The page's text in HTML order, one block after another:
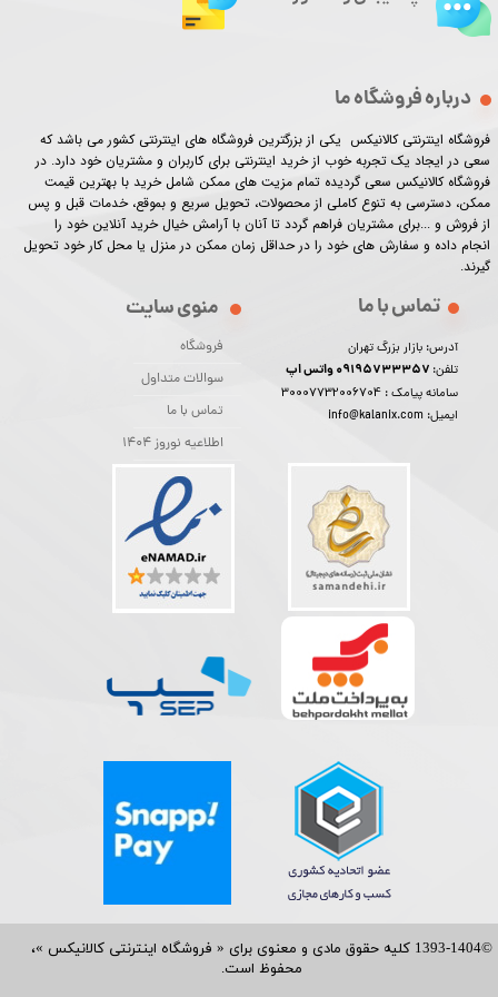
©1393-1404 کلیه حقوق مادی و معنوی برای « فروشگاه اینترنتی کالانیکس »،
محفوظ است.​​​​​​​
درباره فروشگاه ما
فروشگاه اینترنتی کالانیکس یکی از بزرگترین فروشگاه های اینترنتی کشور می باشد که
سعی در ایجاد یک تجربه خوب از خرید اینترنتی برای کاربران و مشتریان خود دارد. در
فروشگاه کالانیکس سعی گردیده تمام مزیت های ممکن شامل خرید با بهترین قیمت
ممکن، دسترسی به تنوع کاملی از محصولات، تحویل سریع و بموقع، خدمات قبل و پس
از فروش و ...برای مشتریان فراهم گردد تا آنان با آرامش خیال خرید آنلاین خود را
انجام داده و سفارش های خود را در حداقل زمان ممکن در منزل یا محل کار خود تحویل
گیرند.​​​​​​​
منوی سایت
فروشگاه
سوالات متداول
تماس با ما
اطلاعیه نوروز 1404
تماس با ما
آدرس: بازار بزرگ تهران
تلفن:
سامانه پیامک : 30007732006704
ایمیل: info@kalanix.com